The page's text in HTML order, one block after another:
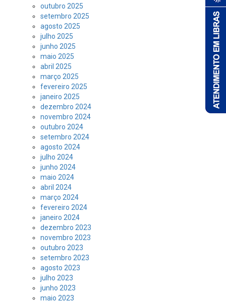
outubro 2025
setembro 2025
agosto 2025
julho 2025
junho 2025
maio 2025
abril 2025
março 2025
fevereiro 2025
janeiro 2025
dezembro 2024
novembro 2024
outubro 2024
setembro 2024
agosto 2024
julho 2024
junho 2024
maio 2024
abril 2024
março 2024
fevereiro 2024
janeiro 2024
dezembro 2023
novembro 2023
outubro 2023
setembro 2023
agosto 2023
julho 2023
junho 2023
maio 2023